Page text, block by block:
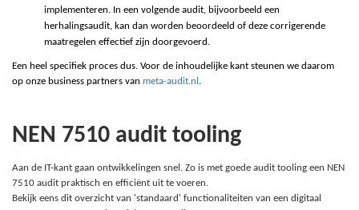
implementeren. In een volgende audit, bijvoorbeeld een
herhalingsaudit, kan dan worden beoordeeld of deze corrigerende
maatregelen effectief zijn doorgevoerd.
Een heel specifiek proces dus. Voor de inhoudelijke kant steunen we daarom
op onze business partners van meta-audit.nl .
NEN 7510 audit tooling
Aan de IT-kant gaan ontwikkelingen snel. Zo is met goede audit tooling een NEN
7510 audit praktisch en efficiënt uit te voeren.
Bekijk eens dit overzicht van 'standaard' functionaliteiten van een digitaal